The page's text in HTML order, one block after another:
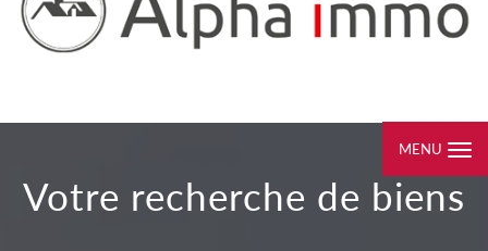
MENU
votre recherche de biens